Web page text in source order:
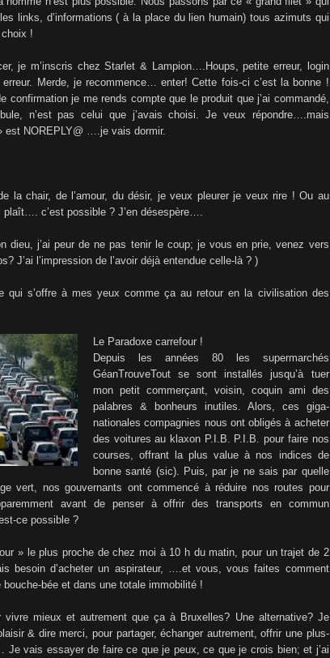
links, d’informations ( à la place du lien humain) tous azimuts qui
!
je m’inscris chez Starlet & Lampion….Houps, petite erreur, login
Merde, je recommence… enter! Cette fois-ci c’est la bonne !
confirmation je me rends compte que le produit que j’ai commandé,
n’est pas celui que j’avais choisi. Je veux répondre….mais
est NOREPLY@ ….je vais dormir.
la chair, de l’amour, du désir, je veux pleurer je veux rire ! Ou au
plaît…. c’est possible ? J’en désespère….
dieu, j’ai peur de ne pas tenir le coup; je vous en prie, venez vers
J’ai l’impression de l’avoir déjà entendue celle-là ? )
qui s’offre à mes yeux comme ça au retour en la civilisation des
Le Paradoxe carrefour !
Depuis les années 80 les supermarchés
GéanTrouveTout se sont installés jusqu’à tuer
mon petit commerçant, voisin, coquin ami des
palabres & bonheurs inutiles. Alors, ces giga-
nationales compagnies nous ont obligés à acheter
des voitures au klaxon P.I.B. P.I.B. pour faire nos
courses, offrant la plus value à nos indices de
bonne santé (sic). Puis, par je ne sais par quelle
vert, nos gouvernants ont commencé à réduire nos routes pour
avant de penser à offrir des transports en commun
ce possible ?
» le plus proche de chez moi à 10 h du matin, pour un trajet de 2
besoin d’acheter un aspirateur, ….et vous, vous faites comment
bée et dans une totale immobilité !
vivre mieux et autrement que ça à Bruxelles? Une alternative? Je
& dire merci, pour partager, échanger autrement, offrir une plus-
Je vais essayer de faire ce que je peux, ce que je crois bien; et j’ai